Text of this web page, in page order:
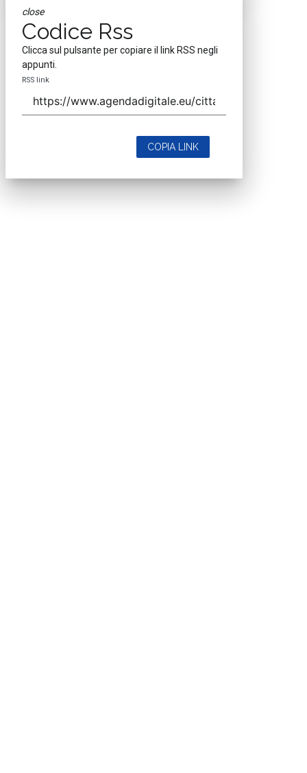
close
Codice Rss
Clicca sul pulsante per copiare il link RSS negli
appunti.
RSS link
COPIA LINK